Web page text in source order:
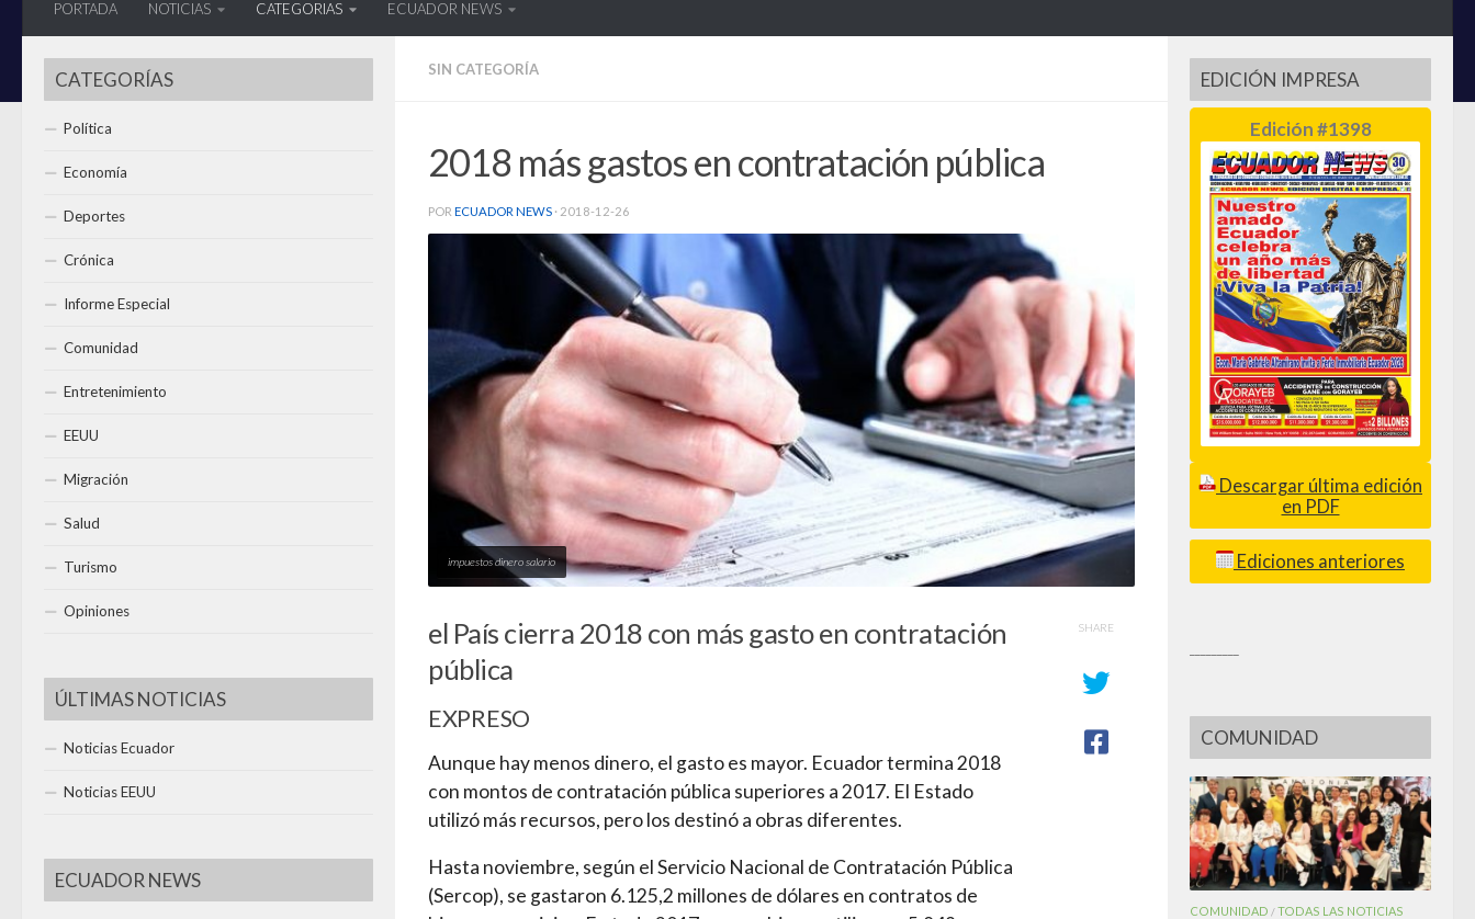
PORTADA NOTICIAS CATEGORIAS ECUADOR NEWS
SIN CATEGORÍA
2018 más gastos en contratación pública
POR ECUADOR NEWS · 2018-12-26
impuestos dinero salario
el País cierra 2018 con más gasto en contratación
pública
EXPRESO
Aunque hay menos dinero, el gasto es mayor. Ecuador termina 2018
con montos de contratación pública superiores a 2017. El Estado
utilizó más recursos, pero los destinó a obras diferentes.
Hasta noviembre, según el Servicio Nacional de Contratación Pública
(Sercop), se gastaron 6.125,2 millones de dólares en contratos de
SHARE
CATEGORÍAS
Política
Economía
Deportes
Crónica
Informe Especial
Comunidad
Entretenimiento
EEUU
Migración
Salud
Turismo
Opiniones
ÚLTIMAS NOTICIAS
Noticias Ecuador
Noticias EEUU
ECUADOR NEWS
EDICIÓN IMPRESA
Edición #1398
Descargar última edición
en PDF
Ediciones anteriores
COMUNIDAD
COMUNIDAD /TODAS LAS NOTICIAS